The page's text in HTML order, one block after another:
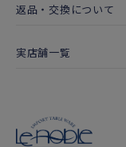
返品・交換について
実店舗一覧